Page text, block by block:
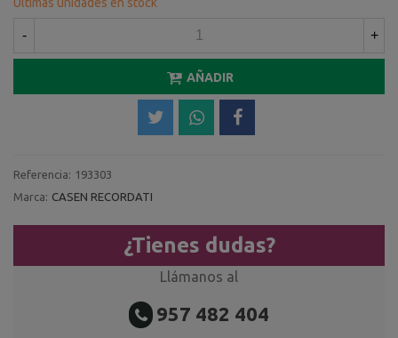
- +
AÑADIR
Referencia: 193303
Marca: CASEN RECORDATI
¿Tienes dudas?
Llámanos al
957 482 404